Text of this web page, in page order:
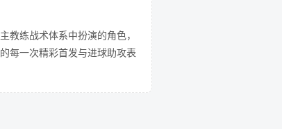
教练战术体系中扮演的角色，
每一次精彩首发与进球助攻表